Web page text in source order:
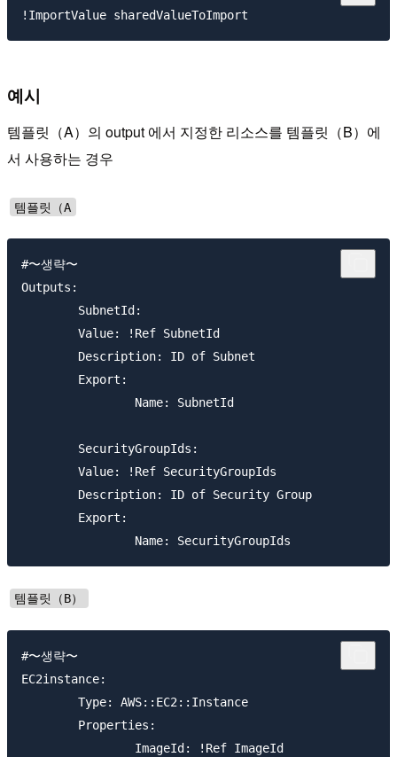
예시
템플릿（A）의 output 에서 지정한 리소스를 템플릿（B）에
서 사용하는 경우
템플릿（A
#〜생략〜
Outputs:
템플릿（B）
#〜생략〜
EC2instance: